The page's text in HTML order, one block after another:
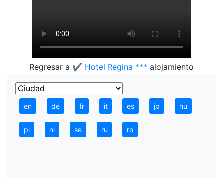
Regresar a ✔️ Hotel Regina *** alojamiento
en de fr it es jp hu
pl nl se ru ro